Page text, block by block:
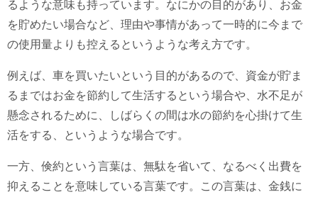
るような意味も持っています。なにかの目的があり、お金
を貯めたい場合など、理由や事情があって一時的に今まで
の使用量よりも控えるというような考え方です。
例えば、車を買いたいという目的があるので、資金が貯ま
るまではお金を節約して生活するという場合や、水不足が
懸念されるために、しばらくの間は水の節約を心掛けて生
活をする、というような場合です。
一方、倹約という言葉は、無駄を省いて、なるべく出費を
抑えることを意味している言葉です。この言葉は、金銭に